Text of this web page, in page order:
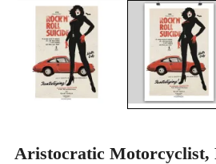
Aristocratic Motorcyclist,